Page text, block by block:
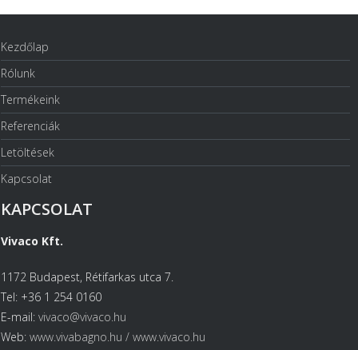
Kezdőlap
Rólunk
Termékeink
Referenciák
Letöltések
Kapcsolat
KAPCSOLAT
Vivaco Kft.
1172 Budapest, Rétifarkas utca 7.
Tel: +36 1 254 0160
E-mail:vivaco@vivaco.hu
Web:www.vivabagno.hu /www.vivaco.hu